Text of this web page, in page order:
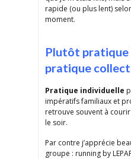
rapide (ou plus lent)
moment.
Plutôt pratique
pratique
Pratique individuelle
impératifs familiaux et
retrouve souvent à
le soir.
Par contre j’apprécie
groupe : running by